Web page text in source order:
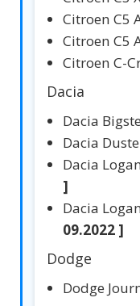
Citroen C5
Citroen C5
Citroen C-
Dacia
Dacia
Dacia
Dacia
]
Dacia
09.2022 ]
Dodge
Dodge